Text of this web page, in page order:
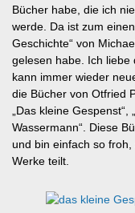
Bücher habe, die ich
werde. Da ist zum
Geschichte“ von
gelesen habe. Ich liebe
kann immer wieder
die Bücher von Otfried
„Das kleine
Wassermann“. Diese
und bin einfach so
Werke teilt.